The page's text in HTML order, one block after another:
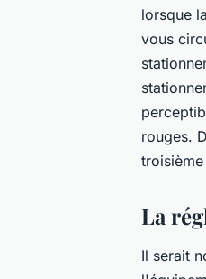
lorsque
vous
rouges.
La
Il serait